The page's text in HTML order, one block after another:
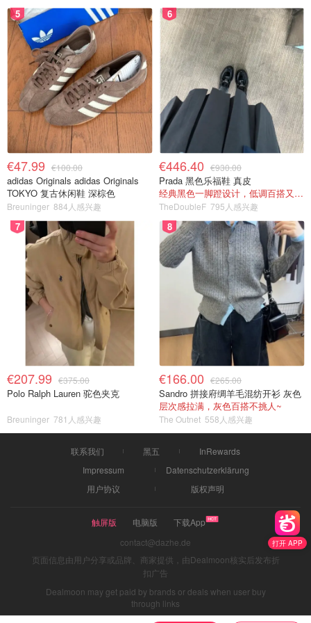
打开 APP
5
€47.99 €100.00
adidas Originals adidas Originals
TOKYO 复古休闲鞋 深棕色
Breuninger 884人感兴趣
6
€446.40 €930.00
Prada 黑色乐福鞋 真皮
经典黑色一脚蹬设计，低调百搭又高级
TheDoubleF 795人感兴趣
7
€207.99 €375.00
Polo Ralph Lauren 驼色夹克
Breuninger 781人感兴趣
8
€166.00 €265.00
Sandro 拼接府绸羊毛混纺开衫 灰色
层次感拉满，灰色百搭不挑人~
The Outnet 558人感兴趣
联系我们 黑五
InRewards
Impressum
Datenschutzerklärung
用户协议
版权声明
触屏版 电脑版
下载App
contact@dazhe.de
页面信息由用户分享或品牌、商家提供，由Dealmoon核实后发布折
扣广告
Dealmoon may get paid by brands or deals when user buy
through links